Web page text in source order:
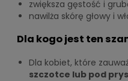
zwiększa gęstość i
nawilża skórę głowy i
Dla kogo jest ten
Dla kobiet, które
szczotce lub pod